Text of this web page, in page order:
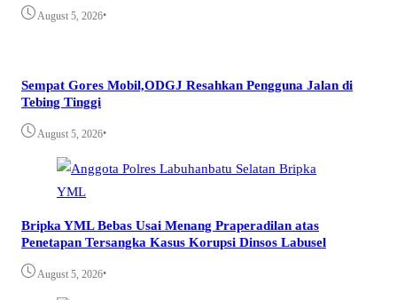
August 5, 2026•
Sempat Gores Mobil,ODGJ Resahkan Pengguna Jalan di
Tebing Tinggi
August 5, 2026•
Bripka YML Bebas Usai Menang Praperadilan atas
Penetapan Tersangka Kasus Korupsi Dinsos Labusel
August 5, 2026•